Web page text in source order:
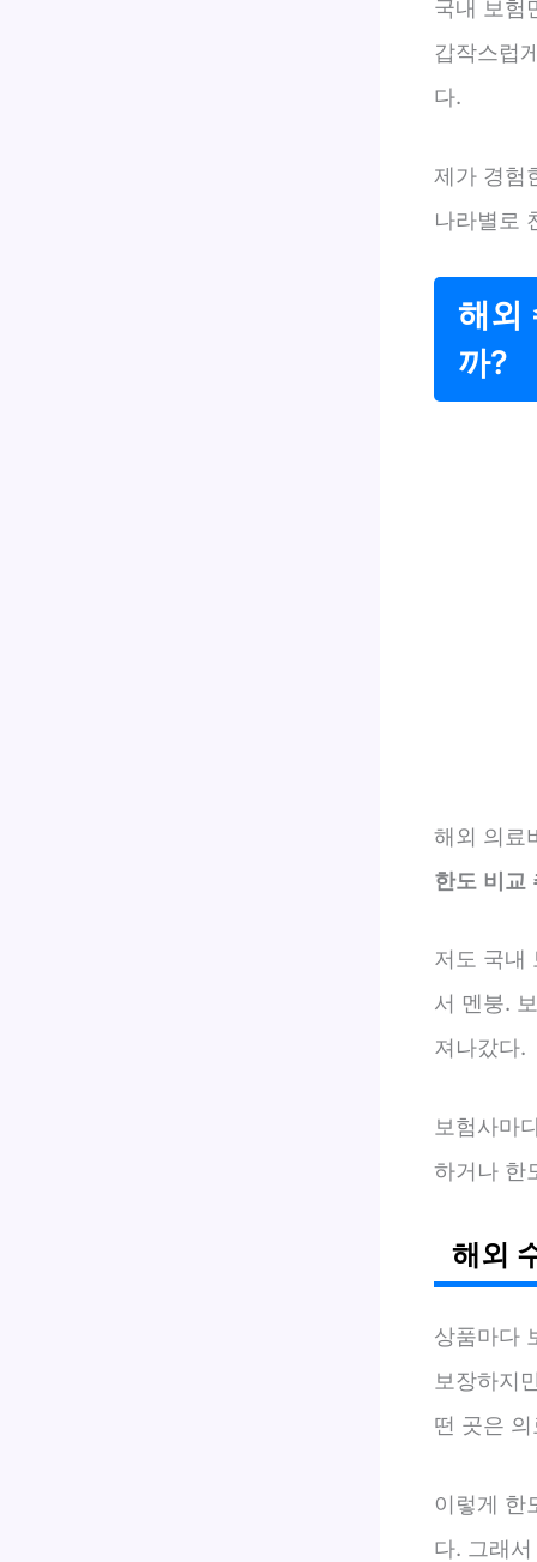
국내 보험
갑작스럽
다.
제가 경험
나라별로
해외
까?
해외 의료
한도 비교
저도 국내
서 멘붕.
져나갔다.
보험사마
하거나 한
해외
상품마다
보장하지
떤 곳은
이렇게 한
다. 그래